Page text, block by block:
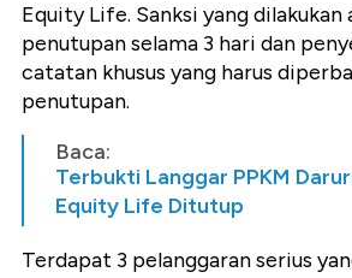
Equity Life. Sanksi yang dilakukan
penutupan selama 3 hari dan
catatan khusus yang harus
penutupan.
Baca:
Terbukti Langgar PPKM
Equity Life Ditutup
Terdapat 3 pelanggaran serius